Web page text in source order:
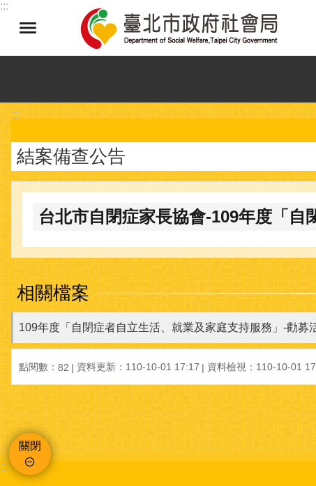
跳到主要內容區塊
:::
:::
結案備查公告
台北市自閉症家長協會-109年度「
相關檔案
109年度「自閉症者自立生活、就業及家庭支持服務」-勸募
點閱數： 82 資料更新：110-10-01 17:17 資料檢視：110-10-01
關閉
:::